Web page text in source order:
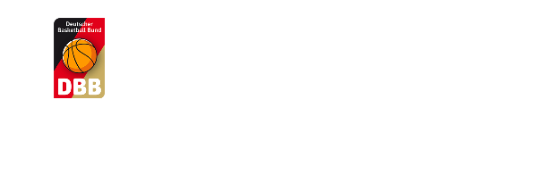
Suchvorschläge